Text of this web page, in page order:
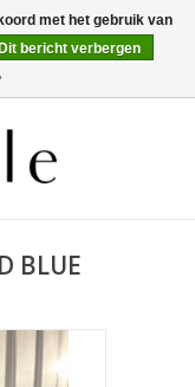
0 Artikelen - €0,00
BLUE
met het gebruik van
Dit bericht verbergen